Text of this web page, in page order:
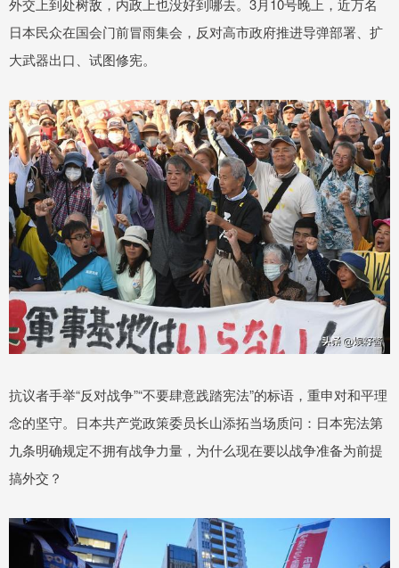
外交上到处树敌，内政上也没好到哪去。3月10号晚上，近万名
日本民众在国会门前冒雨集会，反对高市政府推进导弹部署、扩
大武器出口、试图修宪。
抗议者手举“反对战争”“不要肆意践踏宪法”的标语，重申对和平理
念的坚守。日本共产党政策委员长山添拓当场质问：日本宪法第
九条明确规定不拥有战争力量，为什么现在要以战争准备为前提
搞外交？